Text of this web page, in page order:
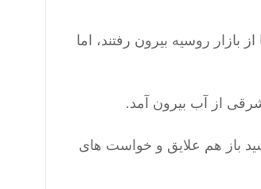
بازار روسیه بیرون رفتند، اما
از آب بیرون آمد.
باز هم علایق و خواست های